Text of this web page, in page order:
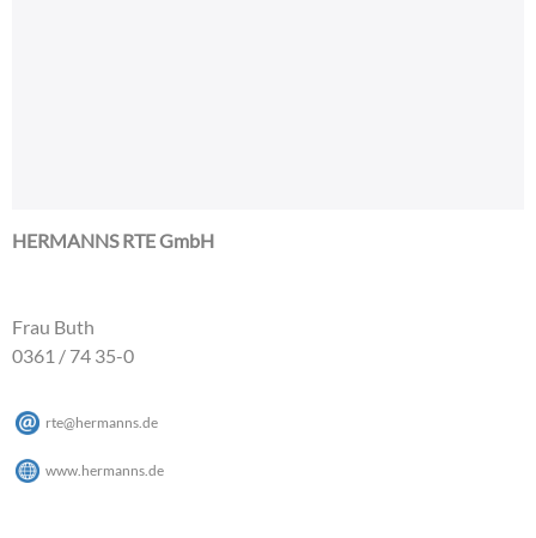
HERMANNS RTE GmbH
Frau Buth
0361 / 74 35-0
rte@hermanns.de
www.hermanns.de